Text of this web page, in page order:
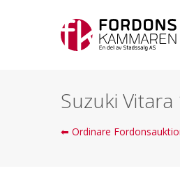
Suzuki
⬅ Ordinare